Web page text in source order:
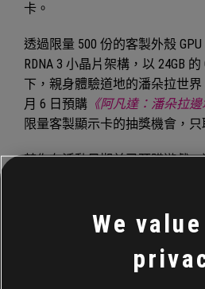
卡。
透過限量 500 份的客製外殼
RDNA 3 小晶片架構，以 24GB
下，親身體驗道地的潘朵拉世界
月 6 日預購 《阿凡達：潘朵拉邊
限量客製顯示卡的抽獎機會，
若你在活動日期前已預購遊戲
《阿凡達：潘朵拉邊境》 將在
Series X|S 和 PC 推出，亦可透過
關於遊戲詳情，請查閱推薦 PC
劇情和納美人部族
We